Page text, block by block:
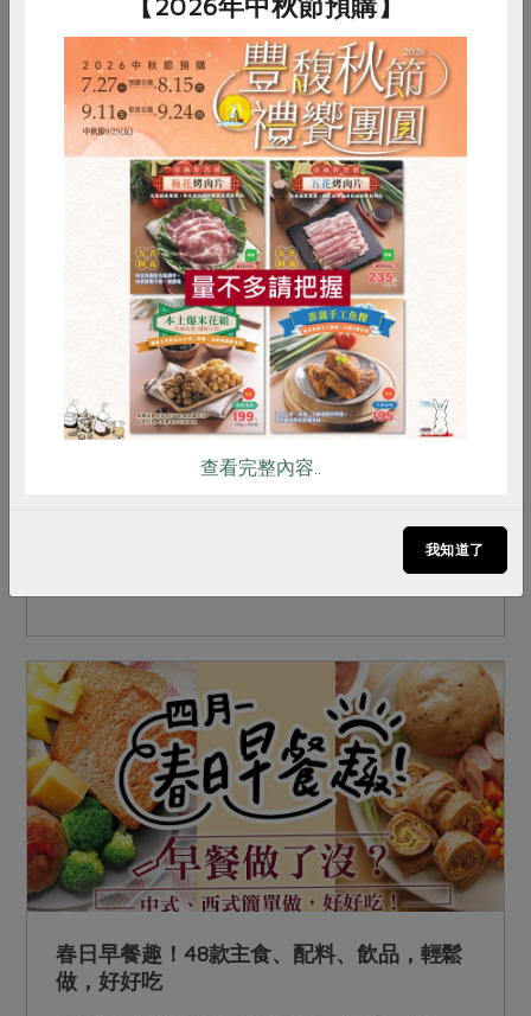
有充足蔬果可利用，能享受友善環境、新鮮又安心
的食材。
居家大掃除－認識綠主張居家清潔用品
綠主張居家清潔用品單純成分、簡單有效清潔，不
物，堅持不添加汙染環境的成分，堅持簡單有效的
春日早餐趣！48款主食、配料、飲品，輕鬆
做，好好吃
RPET 食譜 減硝酸鹽
雞蛋 食安 共同購買
【2026年中秋節預購】
查看完整內容..
我知道了